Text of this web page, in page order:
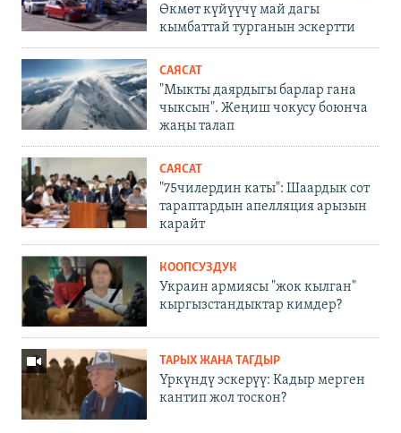
Өкмөт күйүүчү май дагы
кымбаттай турганын эскертти
САЯСАТ
"Мыкты даярдыгы барлар гана
чыксын". Жеңиш чокусу боюнча
жаңы талап
САЯСАТ
"75чилердин каты": Шаардык сот
тараптардын апелляция арызын
карайт
КООПСУЗДУК
Украин армиясы "жок кылган"
кыргызстандыктар кимдер?
ТАРЫХ ЖАНА ТАГДЫР
Үркүндү эскерүү: Кадыр мерген
кантип жол тоскон?